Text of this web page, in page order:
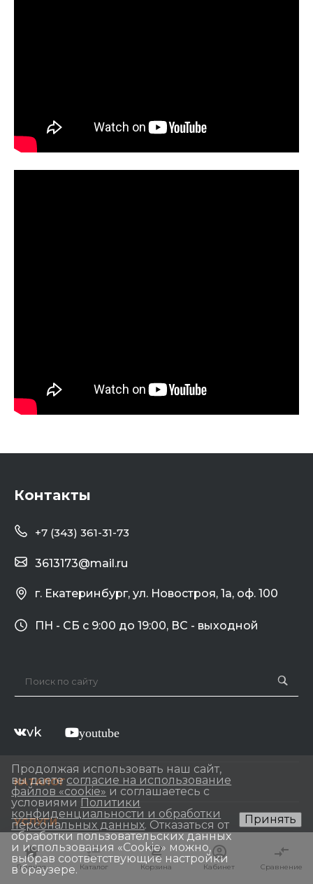
Главная Каталог Корзина Кабинет Сравнение
Главная Каталог Корзина Кабинет Сравнение
Контакты
+7 (343) 361-31-73
г. Екатеринбург, ул. Новостроя, 1а, оф. 100
3613173@mail.ru
ПН - СБ с 9:00 до 19:00, ВС - выходной
vk youtube
КАТАЛОГ
УСЛУГИ
НОВОСТИ
Продолжая использовать наш сайт,
вы даетесогласие на использование
файлов «cookie» и соглашаетесь с
условиями Политики
конфиденциальности и обработки
персональных данных. Отказаться от
обработки пользовательских данных
и использования «Сookie» можно,
выбрав соответствующие настройки
в браузере.
Принять